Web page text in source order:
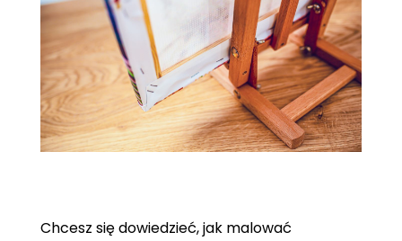
Chcesz się dowiedzieć, jak malować